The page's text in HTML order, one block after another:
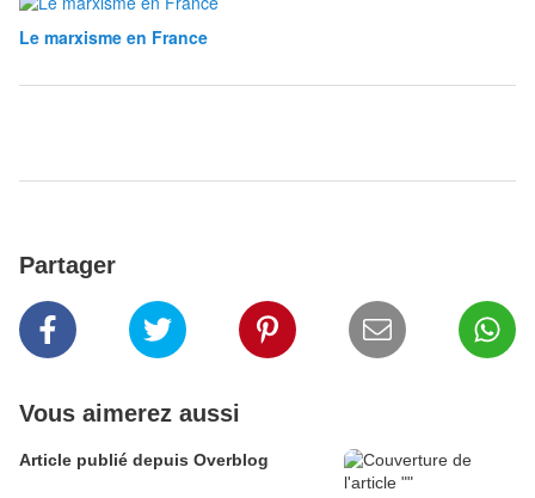
Le marxisme en France
Partager
Vous aimerez aussi
Article publié depuis Overblog